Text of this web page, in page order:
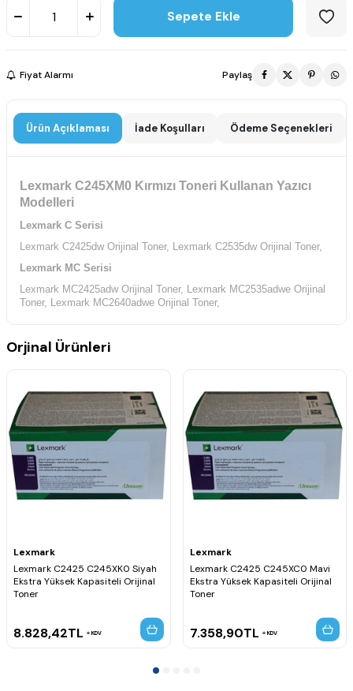
Sepete Ekle
Fiyat Alarmı Paylaş
Ürün Açıklaması İade Koşulları Ödeme Seçenekleri
Lexmark C245XM0 Kırmızı Toneri Kullanan Yazıcı
Modelleri
Lexmark C Serisi
Lexmark C2425dw Orijinal Toner, Lexmark C2535dw Orijinal Toner,
Lexmark MC Serisi
Lexmark MC2425adw Orijinal Toner, Lexmark MC2535adwe Orijinal
Toner, Lexmark MC2640adwe Orijinal Toner,
Orjinal Ürünleri
Lexmark
Lexmark C2425 C245XK0 Siyah
Ekstra Yüksek Kapasiteli Orijinal
Toner
8.828,42TL KDV
Lexmark
Lexmark C2425 C245XC0 Mavi
Ekstra Yüksek Kapasiteli Orijinal
Toner
7.358,90TL KDV